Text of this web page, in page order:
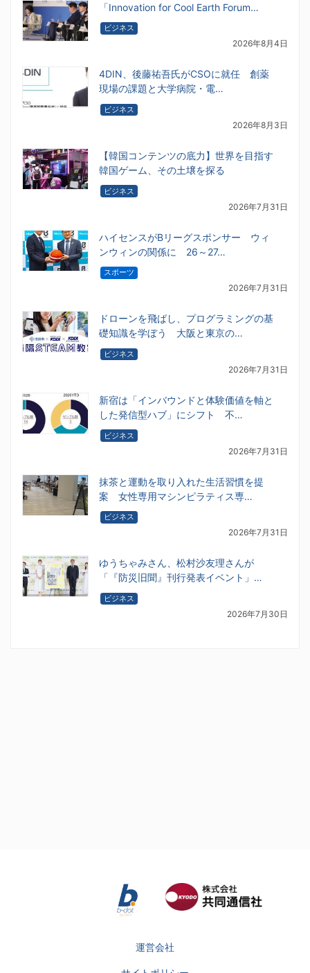
「Innovation for Cool Earth Forum…
ビジネス
2026年8月4日
4DIN、後藤祐吾氏がCSOに就任 創薬
現場の課題と大学病院・電…
ビジネス
2026年8月3日
【韓国コンテンツの底力】世界を目指す
韓国ゲーム、その土壌を探る
ビジネス
2026年7月31日
ハイセンスがBリーグスポンサー ウィ
ンウィンの関係に 26～27…
スポーツ
2026年7月31日
ドローンを飛ばし、プログラミングの基
礎知識を学ぼう 大阪と東京の…
ビジネス
2026年7月31日
新宿は「インバウンドと体験価値を軸と
した発信型ハブ」にシフト 不…
ビジネス
2026年7月31日
抹茶と運動を取り入れた生活習慣を提
案 女性専用マシンピラティス専…
ビジネス
2026年7月31日
ゆうちゃみさん、松村沙友理さんが
「『防災旧聞』刊行発表イベント」…
ビジネス
2026年7月30日
運営会社